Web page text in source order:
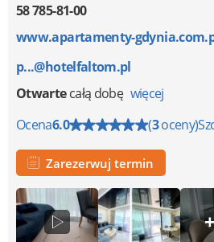
58 785-81-00
www.apartamenty-
p...@hotelfaltom.pl
Otwartecałą dobę więcej
Ocena6.0 (3oceny)
Zarezerwuj termin